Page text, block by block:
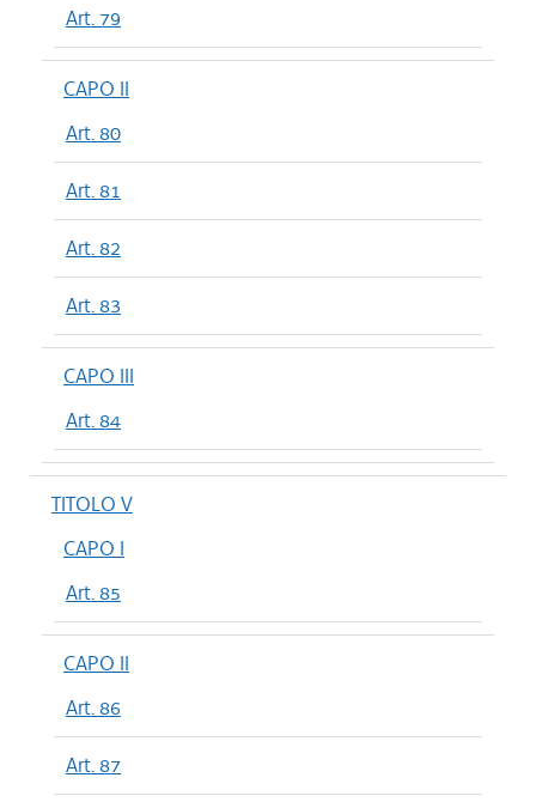
Art. 79
CAPO II
Art. 80
Art. 81
Art. 82
Art. 83
CAPO III
Art. 84
TITOLO V
CAPO I
Art. 85
CAPO II
Art. 86
Art. 87